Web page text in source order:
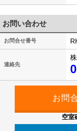
お問い合わせ
お問合せ番号
連絡先
空室